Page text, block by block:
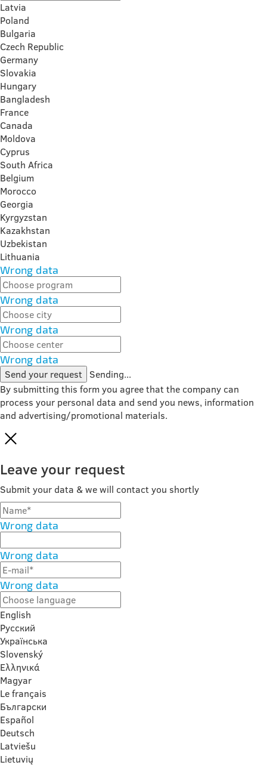
Latvia
Poland
Bulgaria
Czech Republic
Germany
Slovakia
Hungary
Bangladesh
France
Canada
Moldova
Cyprus
South Africa
Belgium
Morocco
Georgia
Kyrgyzstan
Kazakhstan
Uzbekistan
Lithuania
Wrong data
Wrong data
Wrong data
Wrong data
Send your request Sending...
By submitting this form you agree that the company can
process your personal data and send you news, information
and advertising/promotional materials.
Leave your request
Submit your data & we will contact you shortly
Wrong data
Wrong data
Wrong data
English
Русский
Українська
Slovenský
Ελληνικά
Magyar
Le français
Български
Español
Deutsch
Latviešu
Lietuvių